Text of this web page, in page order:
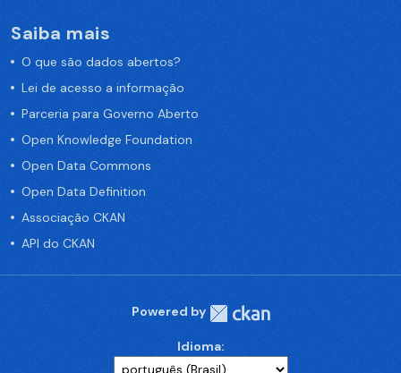
Saiba mais
O que são dados abertos?
Lei de acesso a informação
Parceria para Governo Aberto
Open Knowledge Foundation
Open Data Commons
Open Data Definition
Associação CKAN
API do CKAN
Powered by
Idioma